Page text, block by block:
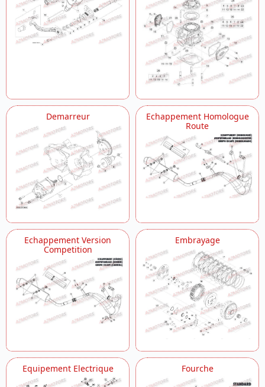
Demarreur
Echappement Homologue
Route
Echappement Version
Competition
Embrayage
Equipement Electrique Fourche